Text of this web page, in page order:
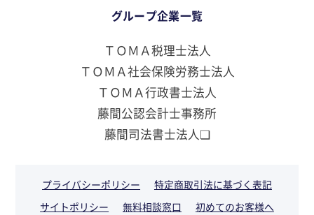
グループ企業一覧
ＴＯＭＡ税理士法人
ＴＯＭＡ社会保険労務士法人
ＴＯＭＡ行政書士法人
藤間公認会計士事務所
藤間司法書士法人❏
プライバシーポリシー
特定商取引法に基づく表記
サイトポリシー
無料相談窓口
初めてのお客様へ